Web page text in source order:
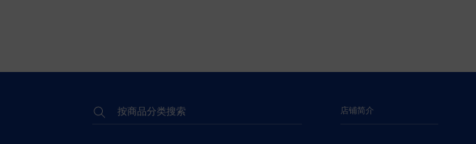
按商品分类搜索 店铺简介